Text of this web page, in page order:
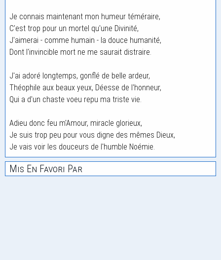
Je connais maintenant mon humeur téméraire,
C'est trop pour un mortel qu'une Divinité,
J'aimerai - comme humain - la douce humanité,
Dont l'invincible mort ne me saurait distraire.
J'ai adoré longtemps, gonflé de belle ardeur,
Théophile aux beaux yeux, Déesse de l'honneur,
Qui a d'un chaste voeu repu ma triste vie.
Adieu donc feu m'Amour, miracle glorieux,
Je suis trop peu pour vous digne des mêmes Dieux,
Je vais voir les douceurs de l'humble Noémie.
Mis En Favori Par